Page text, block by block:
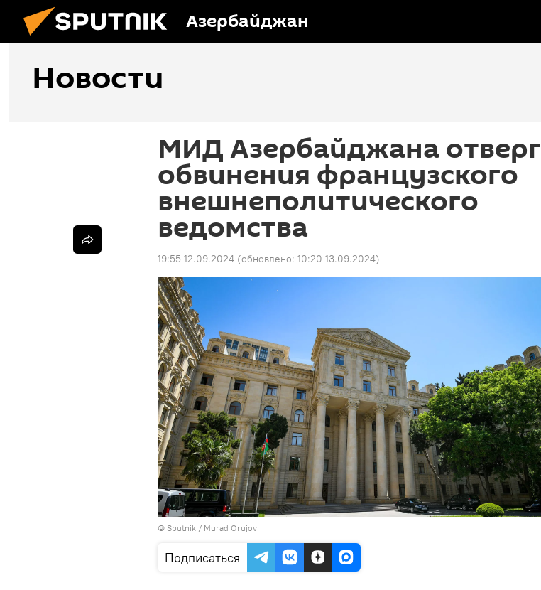
Азербайджан
Новости
МИД Азербайджана отверг
обвинения французского
внешнеполитического
ведомства
19:55 12.09.2024 (обновлено: 10:20 13.09.2024)
© Sputnik / Murad Orujov
Подписаться